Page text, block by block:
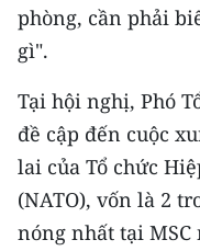
Media Pháp luật
Media Thế giới
Media Thể thao
Media Giáo dục
phòng, cần phải
gì".
Tại hội nghị, Phó
đề cập đến cuộc
lai của Tổ chức
(NATO), vốn là 2
nóng nhất tại MSC